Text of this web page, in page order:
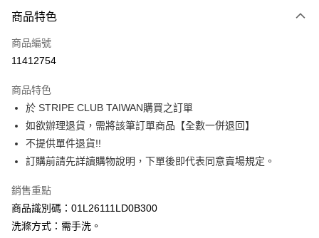
3 期 0 利率 每期
合作金庫商業銀行
上海商業儲蓄銀行
臺灣中小企業銀行
匯豐（台灣）商業銀行
華泰商業銀行
聯邦商業銀行
遠東國際商業銀行
元大商業銀行
玉山商業銀行
星展（台灣）商業銀行
台灣樂天信用卡公司
超商取貨付款
LINE Pay
Apple Pay
街口支付
悠遊付
大哥付你分期
相關說明
【大哥付你分期使用說明】
商品特色
商品編號
11412754
商品特色
於 STRIPE CLUB TAIWAN購買之訂單
如欲辦理退貨，需將該筆訂單商品【全數一併退回】
不提供單件退貨!!
訂購前請先詳讀購物說明，下單後即代表同意賣場規定。
銷售重點
商品識別碼：01L26111LD0B300
洗滌方式：需手洗。